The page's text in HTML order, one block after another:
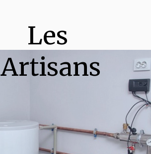
Les
Artisans